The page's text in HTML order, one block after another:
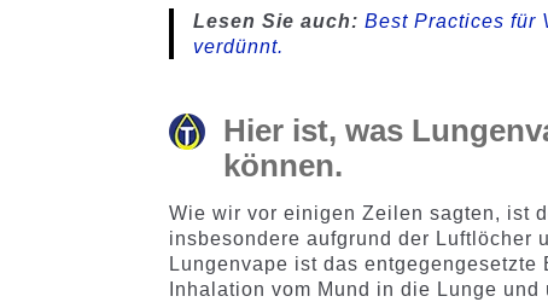
Lesen Sie auch: Best Practices für
verdünnt.
Hier ist, was
können.
Wie wir vor einigen Zeilen sagten, ist
insbesondere aufgrund der Luftlöcher
Lungenvape ist das
Inhalation vom Mund in die Lunge